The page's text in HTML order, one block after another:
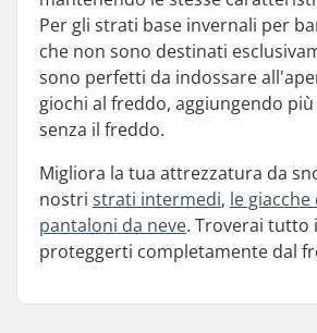
Per gli strati base invernali per
che non sono destinati
sono perfetti da indossare
giochi al freddo, aggiungendo
senza il freddo.
Migliora la tua attrezzatura da
nostri strati intermedi, le giacche
pantaloni da neve. Troverai tutto
proteggerti completamente dal